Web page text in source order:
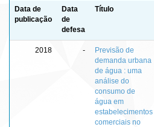
Data de
publicação
Data
de
defesa
Título
2018 -
Previsão de
demanda urbana
de água : uma
análise do
consumo de
água em
estabelecimentos
comerciais no